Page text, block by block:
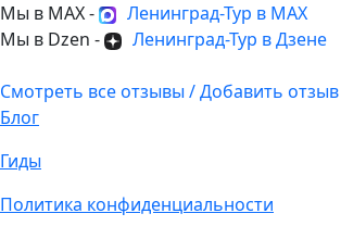
Мы в MAX -
Ленинград-Тур в MAX
Мы в Dzen -
Ленинград-Тур в Дзене
Смотреть все отзывы / Добавить отзыв
Блог
Гиды
Политика конфиденциальности